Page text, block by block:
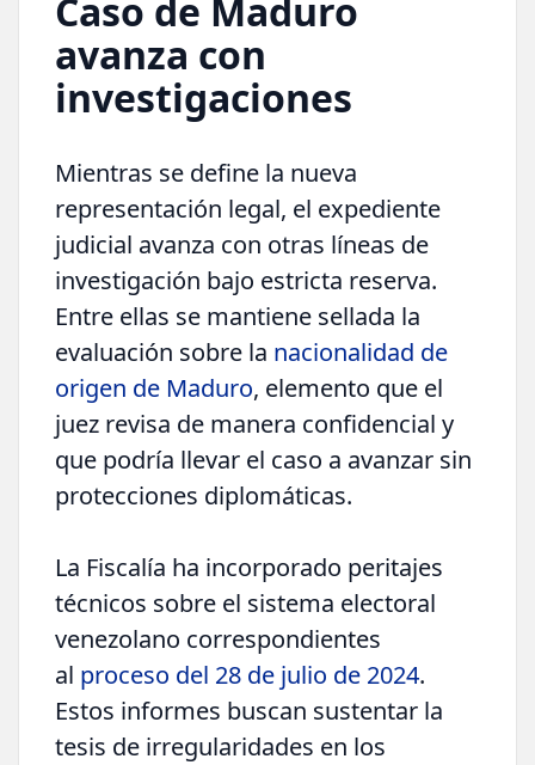
Caso de Maduro
avanza con
investigaciones
Mientras se define la nueva
representación legal, el expediente
judicial avanza con otras líneas de
investigación bajo estricta reserva.
Entre ellas se mantiene sellada la
evaluación sobre la nacionalidad de
origen de Maduro, elemento que el
juez revisa de manera confidencial y
que podría llevar el caso a avanzar sin
protecciones diplomáticas.
La Fiscalía ha incorporado peritajes
técnicos sobre el sistema electoral
venezolano correspondientes
al proceso del 28 de julio de 2024.
Estos informes buscan sustentar la
tesis de irregularidades en los